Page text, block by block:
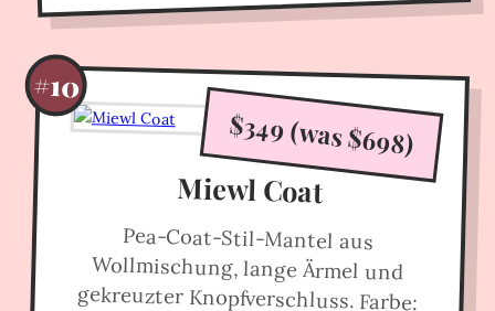
#10
$349 (was $698)
Miewl Coat
Pea-Coat-Stil-Mantel aus
Wollmischung, lange Ärmel und
gekreuzter Knopfverschluss. Farbe: